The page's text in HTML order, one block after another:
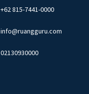
+62 815-7441-0000
info@ruangguru.com
02130930000